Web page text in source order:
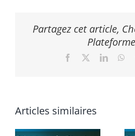
Partagez cet article,
Facebook
Articles similaires